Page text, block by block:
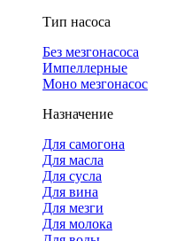
Тип насоса
Без мезгонасоса
Импеллерные
Моно мезгонасос
Назначение
Для самогона
Для масла
Для сусла
Для вина
Для мезги
Для молока